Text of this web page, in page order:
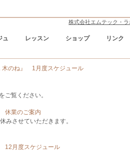
株式会社エムテック・ラ
ュ レッスン ショップ リンク
木のね』 1月度スケジュール
をご覧ください。
休業のご案内
みさせていただきます。
12月度スケジュール